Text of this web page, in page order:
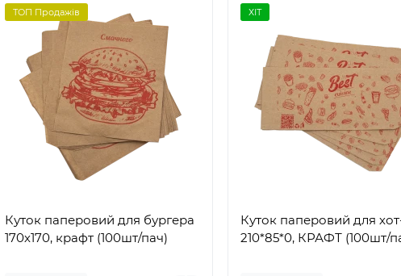
ТОП Продажів
Куток паперовий для бургера
170х170, крафт (100шт/пач)
ХІТ
Куток паперовий для
210*85*0, КРАФТ (100шт/